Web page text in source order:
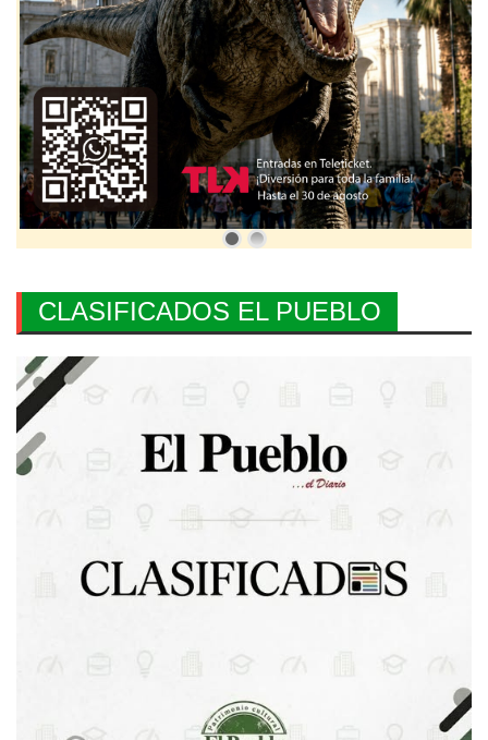
CLASIFICADOS EL PUEBLO